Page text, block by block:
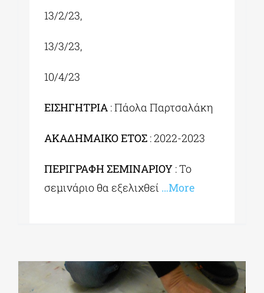
13/2/23,
13/3/23,
10/4/23
ΕΙΣΗΓΗΤΡΙΑ : Πάολα Παρτσαλάκη
ΑΚΑΔΗΜΑΙΚΟ ΕΤΟΣ : 2022-2023
ΠΕΡΙΓΡΑΦΗ ΣΕΜΙΝΑΡΙΟΥ : Το
σεμινάριο θα εξελιχθεί …More